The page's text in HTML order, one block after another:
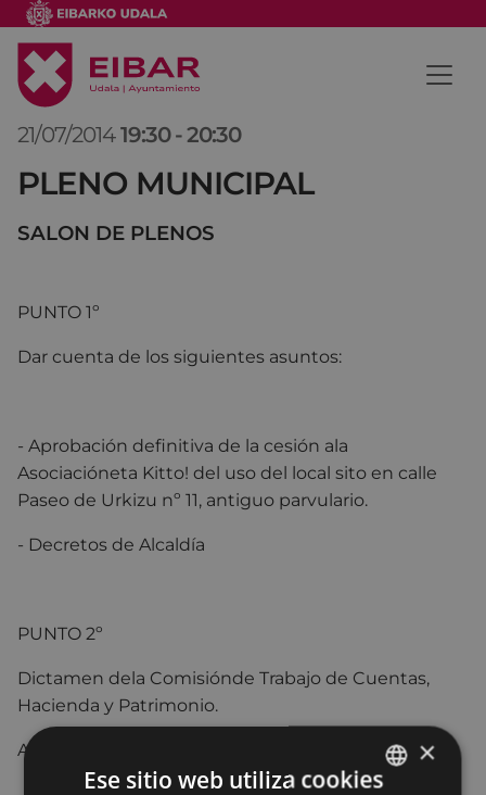
21/07/2014 19:30 -20:30
PLENO MUNICIPAL
SALON DE PLENOS
PUNTO 1º
Dar cuenta de los siguientes asuntos:
- Aprobación definitiva de la cesión ala
Asociacióneta Kitto! del uso del local sito en calle
Paseo de Urkizu nº 11, antiguo parvulario.
- Decretos de Alcaldía
PUNTO 2º
Dictamen dela Comisiónde Trabajo de Cuentas,
Hacienda y Patrimonio.
Aprobación dela Cuenta Generalaño 2013 ×
Ese sitio web utiliza cookies